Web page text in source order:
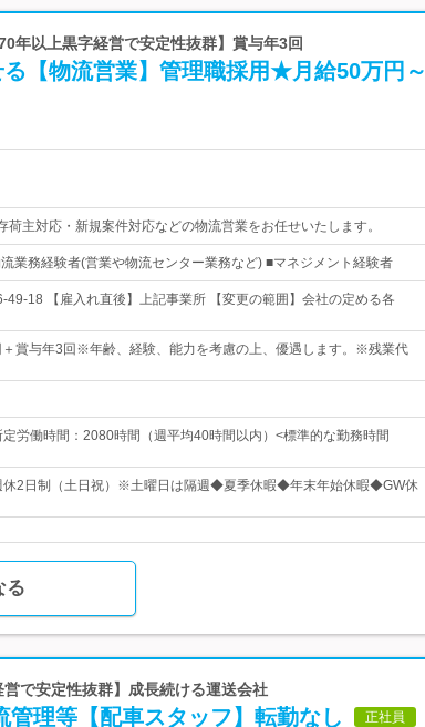
年以上黒字経営で安定性抜群】賞与年3回
【物流営業】管理職採用★月給50万円～
荷主対応・新規案件対応などの物流営業をお任せいたします。
業務経験者(営業や物流センター業務など) ■マネジメント経験者
49-18 【雇入れ直後】上記事業所 【変更の範囲】会社の定める各
賞与年3回※年齢、経験、能力を考慮の上、優遇します。※残業代
労働時間：2080時間（週平均40時間以内）<標準的な勤務時間
2日制（土日祝）※土曜日は隔週◆夏季休暇◆年末年始休暇◆GW休
る
で安定性抜群】成長続ける運送会社
理等【配車スタッフ】転勤なし 正社員